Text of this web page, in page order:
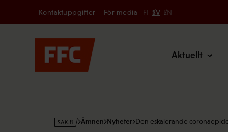
Secondary
Kontaktuppgifter För media FI SV EN
Aktuellt
s
Ämnen Nyheter Den eskalerande